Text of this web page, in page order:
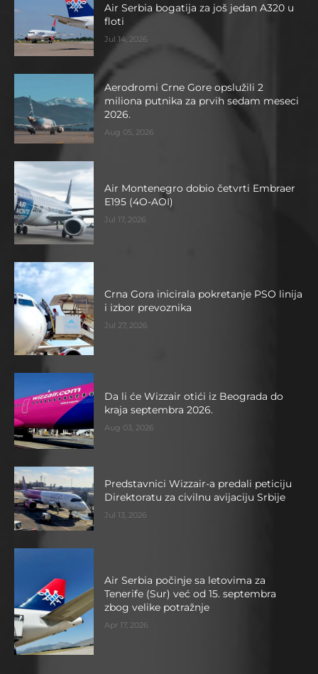
Air Serbia bogatija za još jedan A320 u
floti
Jul 14, 2026
Aerodromi Crne Gore opslužili 2
miliona putnika za prvih sedam meseci
2026.
Aug 05, 2026
Air Montenegro dobio četvrti Embraer
E195 (4O-AOI)
Jul 17, 2026
Crna Gora inicirala pokretanje PSO linija
i izbor prevoznika
Jul 27, 2026
Da li će Wizzair otići iz Beograda do
kraja septembra 2026.
Aug 03, 2026
Predstavnici Wizzair-a predali peticiju
Direktoratu za civilnu avijaciju Srbije
Jul 13, 2026
Air Serbia počinje sa letovima za
Tenerife (Sur) već od 15. septembra
zbog velike potražnje
Apr 17, 2026